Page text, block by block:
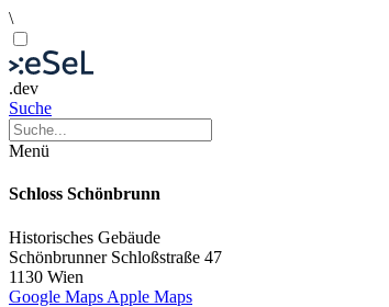
\
.dev
Suche
Menü
Schloss Schönbrunn
Historisches Gebäude
Schönbrunner Schloßstraße 47
1130 Wien
Google Maps Apple Maps